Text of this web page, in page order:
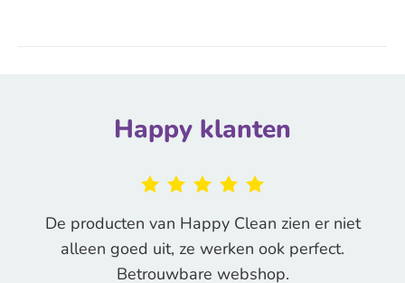
Happy klanten
De producten van Happy Clean zien er niet
alleen goed uit, ze werken ook perfect.
Betrouwbare webshop.